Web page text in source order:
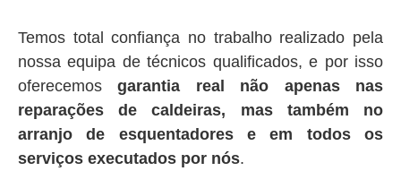
Temos total confiança no trabalho realizado pela
nossa equipa de técnicos qualificados, e por isso
oferecemosgarantia real não apenas nas
reparações de caldeiras, mas também no
arranjo de esquentadores e em todos os
serviços executados por nós.